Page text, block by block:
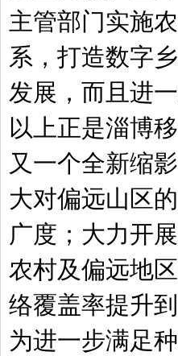
主管部门实施
系，打造数字
发展，而且进
以上正是淄博
又一个全新缩
大对偏远山区
广度；大力开
农村及偏远地
络覆盖率提升
为进一步满足